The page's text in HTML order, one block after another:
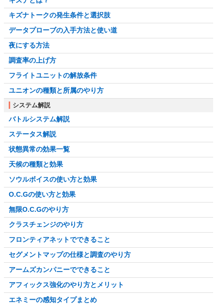
キズナトークの発生条件と選択肢
データプローブの入手方法と使い道
夜にする方法
調査率の上げ方
フライトユニットの解放条件
ユニオンの種類と所属のやり方
システム解説
バトルシステム解説
ステータス解説
状態異常の効果一覧
天候の種類と効果
ソウルボイスの使い方と効果
O.C.Gの使い方と効果
無限O.C.Gのやり方
クラスチェンジのやり方
フロンティアネットでできること
セグメントマップの仕様と調査のやり方
アームズカンパニーでできること
アフィックス強化のやり方とメリット
エネミーの感知タイプまとめ